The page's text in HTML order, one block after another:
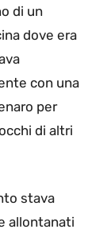
di un
dove era
con una
per
di altri
stava
allontanati